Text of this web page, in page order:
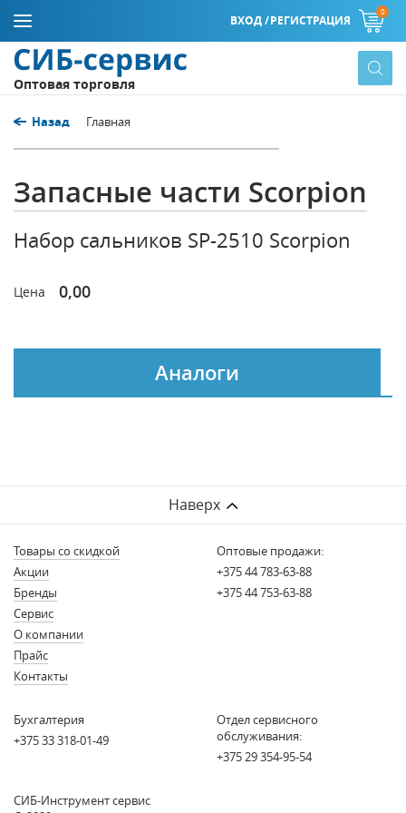
ВХОД /РЕГИСТРАЦИЯ
0
Оптовая торговля
Назад Главная
Запасные части Scorpion
Набор сальников SP-2510 Scorpion
Цена 0,00
Аналоги
Наверх
Товары со скидкой
Акции
Бренды
Сервис
О компании
Прайс
Контакты
Оптовые продажи:
+375 44 783-63-88
+375 44 753-63-88
Бухгалтерия
+375 33 318-01-49
Отдел сервисного
обслуживания:
+375 29 354-95-54
СИБ-Инструмент сервис